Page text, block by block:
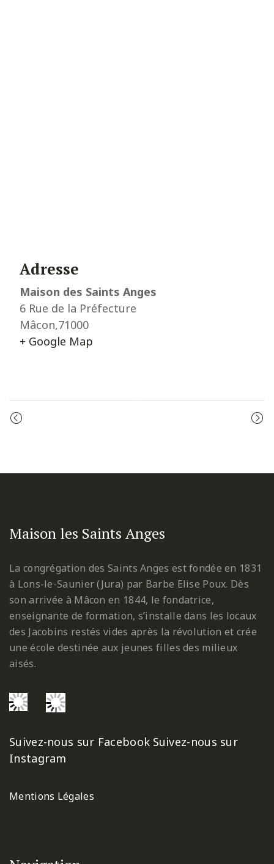
Adresse
Maison des Saints Anges
6 Rue de la Préfecture
Mâcon,71000
+ Google Map
Event
Maison les Saints Anges
La congrégation des Saints Anges est fondée en 1831
à Lons-le-Saunier (Jura) par Barbe Elise Poux. Dès
son arrivée à Mâcon en 1844, le fondatrice,
enseignante de formation, s’installe dans les locaux
des Jacobins restés vides après la révolution et crée
une école destinée aux jeunes filles des milieux
aisés.
Suivez-nous sur Facebook Suivez-nous sur
Instagram
Mentions Légales